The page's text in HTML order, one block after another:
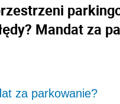
Mandat za
za parkowanie?